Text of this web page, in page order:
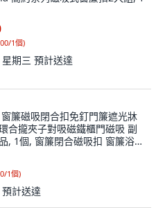
1個)
期三 預計送達
簾磁吸閉合扣免釘門簾遮光牀
合攏夾子對吸磁鐵櫃門磁吸 副
, 1個, 窗簾閉合磁吸扣 窗簾浴簾
, 1對 2顆磁吸扣
1個)
預計送達